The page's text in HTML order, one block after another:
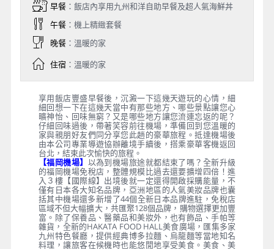
早餐：飯店內享用九州和洋自助早餐及超人氣海鮮丼
午餐：機上精緻套餐
晚餐：溫暖的家
住宿：溫暖的家
享用飯店豐盛早餐後，沉澱一下這幾天遊玩的心情，細
細回想一下在這幾天當中有那些地方、哪些景點讓您心
曠神怡、回味無窮？又是哪些地方讓您流連忘返的呢？
仔細回味過後，帶著笑容前往機場，準備回到您溫暖的
家與親朋好友們同分享您此趟的豪華旅程。抵達機場後
由本公司專業導遊協辦離境手續後，搭乘豪華客機返回
台北，結束此次愉快的旅程。
【福岡機場】 以為到機場旅途就都結束了嗎？全新升級
的福岡機場免稅店，整體規模比過去還要擴增四倍！進
入３樓【國際線】出境後就一定還得開啟採購能量，不
僅有日本各大知名品牌，亞洲地區的人氣美妝品牌也囊
括其中機場還多新增了44個全新日本品牌進駐，免稅店
區域不但大幅擴大，共匯聚128個品牌，購物選擇更加豐
富。除了保養品、醫藥品和美妝外，也有飾品、手帕等
雜貨，全新的HAKATA FOOD HALL美食廣場，匯集多家
九州特色餐廳，提供經典博多拉麵、烏龍麵等當地知名
料理，讓旅客在候機時也能悠閒地享受美食。美食、美